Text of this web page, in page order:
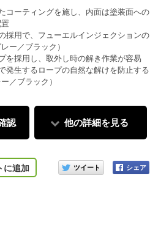
コーティングを施し、内面は塗装面への
採用で、フューエルインジェクションの
ー／ブラック）
を採用し、取外し時の解き作業が容易
発生するロープの自然な解けを防止する
／ブラック）
認 他の詳細を見る
に追加
このアイテムをシェアする